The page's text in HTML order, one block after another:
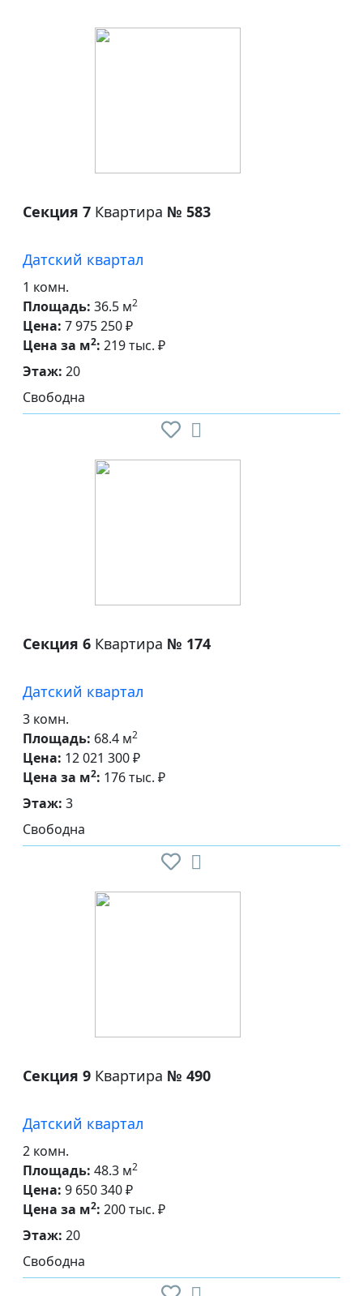
Секция 7 Квартира № 583
Датский квартал
1 комн.
Площадь: 36.5 м2
Цена: 7 975 250 ₽
Цена за м2: 219 тыс. ₽
Этаж: 20
Свободна
Секция 6 Квартира № 174
Датский квартал
3 комн.
Площадь: 68.4 м2
Цена: 12 021 300 ₽
Цена за м2: 176 тыс. ₽
Этаж: 3
Свободна
Секция 9 Квартира № 490
Датский квартал
2 комн.
Площадь: 48.3 м2
Цена: 9 650 340 ₽
Цена за м2: 200 тыс. ₽
Этаж: 20
Свободна